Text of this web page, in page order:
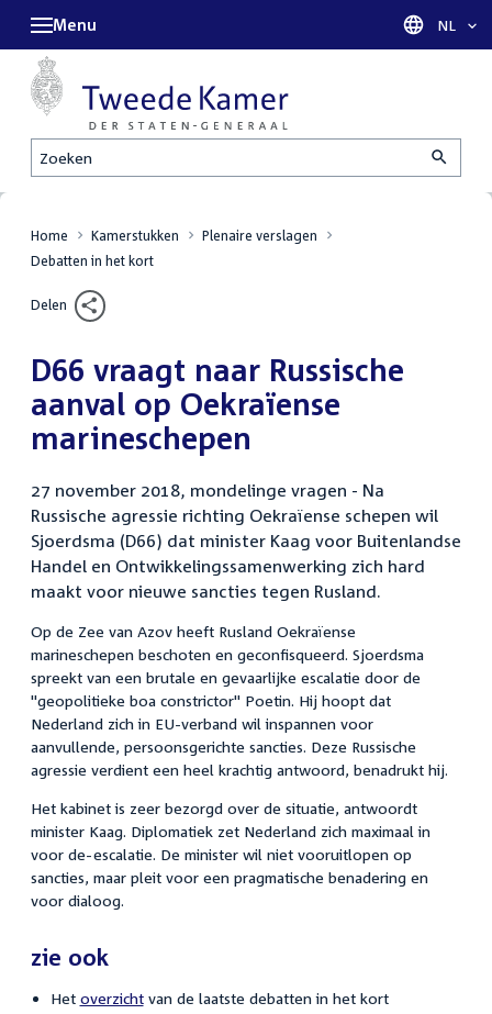
Zoeken
Menu Taal
NL
Home Kamerstukken
Plenaire verslagen
Debatten in het kort
Delen
D66 vraagt naar Russische
aanval op Oekraïense
marineschepen
27 november 2018, mondelinge vragen - Na
Russische agressie richting Oekraïense schepen wil
Sjoerdsma (D66) dat minister Kaag voor Buitenlandse
Handel en Ontwikkelingssamenwerking zich hard
maakt voor nieuwe sancties tegen Rusland.
Op de Zee van Azov heeft Rusland Oekraïense
marineschepen beschoten en geconfisqueerd. Sjoerdsma
spreekt van een brutale en gevaarlijke escalatie door de
"geopolitieke boa constrictor" Poetin. Hij hoopt dat
Nederland zich in EU-verband wil inspannen voor
aanvullende, persoonsgerichte sancties. Deze Russische
agressie verdient een heel krachtig antwoord, benadrukt hij.
Het kabinet is zeer bezorgd over de situatie, antwoordt
minister Kaag. Diplomatiek zet Nederland zich maximaal in
voor de-escalatie. De minister wil niet vooruitlopen op
sancties, maar pleit voor een pragmatische benadering en
voor dialoog.
zie ook
Het overzichtvan de laatste debatten in het kort